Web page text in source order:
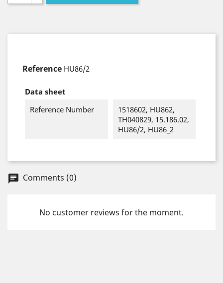
Reference HU86/2
Data sheet
Reference Number
1518602, HU862,
TH040829, 15.186.02,
HU86/2, HU86_2
chat Comments (0)
No customer reviews for the moment.